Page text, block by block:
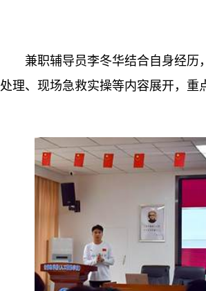
兼职辅导员李冬华结合自身经
处理、现场急救实操等内容展开，